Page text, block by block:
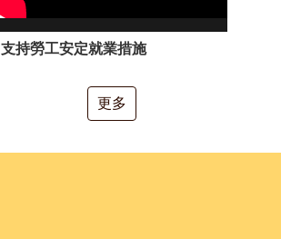
支持勞工安定就業措施
更多